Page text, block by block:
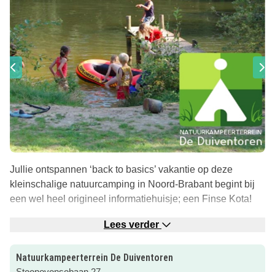
Jullie ontspannen ‘back to basics’ vakantie op deze
kleinschalige natuurcamping in Noord-Brabant begint bij
een wel heel origineel informatiehuisje; een Finse Kota!
Terwijl jij de tent, caravan of je (bescheiden formaat)
kinderen alvast het speelveldje naast deze kota
verkennen.
Lees verder
Natuurkampeerterrein De Duiventoren